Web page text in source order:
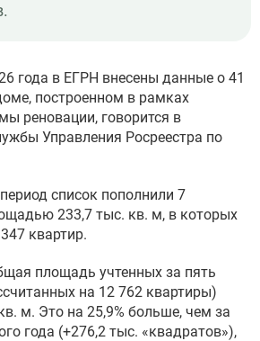
года в ЕГРН внесены данные о 41
построенном в рамках
реновации, говорится в
Управления Росреестра по
список пополнили 7
233,7 тыс. кв. м, в которых
квартир.
площадь учтенных за пять
на 12 762 квартиры)
м. Это на 25,9% больше, чем за
года (+276,2 тыс. «квадратов»),